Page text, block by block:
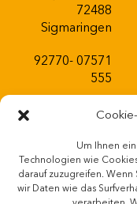
Um Ihnen
Technologien wie
darauf zuzugreifen.
wir Daten wie das
72488
Sigmaringen
07571 92770-
555
Powered
by